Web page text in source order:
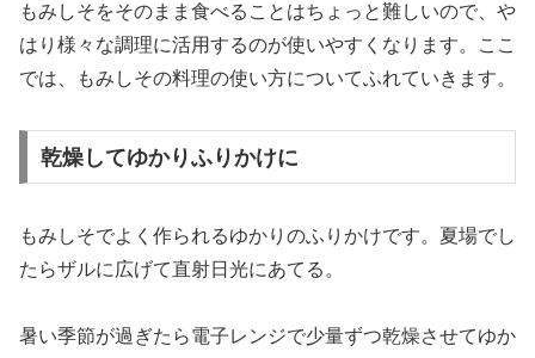
もみしそをそのまま食べることはちょっと難しいので、や
はり様々な調理に活用するのが使いやすくなります。ここ
では、もみしその料理の使い方についてふれていきます。
乾燥してゆかりふりかけに
もみしそでよく作られるゆかりのふりかけです。夏場でし
たらザルに広げて直射日光にあてる。
暑い季節が過ぎたら電子レンジで少量ずつ乾燥させてゆか